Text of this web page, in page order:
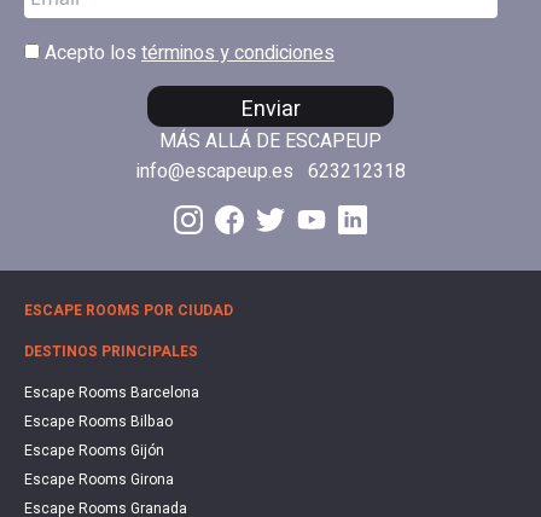
Acepto los términos y condiciones
Enviar
MÁS ALLÁ DE ESCAPEUP
info@escapeup.es 623212318
ESCAPE ROOMS POR CIUDAD
DESTINOS PRINCIPALES
Escape Rooms Barcelona
Escape Rooms Bilbao
Escape Rooms Gijón
Escape Rooms Girona
Escape Rooms Granada